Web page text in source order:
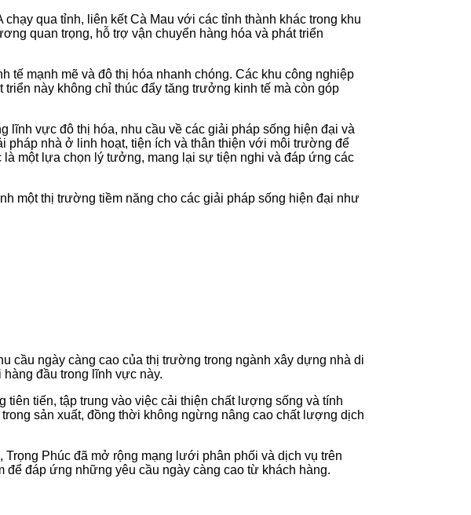
qua tỉnh, liên kết Cà Mau với các tỉnh thành khác trong khu
quan trọng, hỗ trợ vận chuyển hàng hóa và phát triển
tế mạnh mẽ và đô thị hóa nhanh chóng. Các khu công nghiệp
này không chỉ thúc đẩy tăng trưởng kinh tế mà còn góp
lĩnh vực đô thị hóa, nhu cầu về các giải pháp sống hiện đại và
pháp nhà ở linh hoạt, tiện ích và thân thiện với môi trường để
một lựa chọn lý tưởng, mang lại sự tiện nghi và đáp ứng các
một thị trường tiềm năng cho các giải pháp sống hiện đại như
cầu ngày càng cao của thị trường trong ngành xây dựng nhà di
đầu trong lĩnh vực này.
tiến, tập trung vào việc cải thiện chất lượng sống và tính
sản xuất, đồng thời không ngừng nâng cao chất lượng dịch
Phúc đã mở rộng mạng lưới phân phối và dịch vụ trên
đáp ứng những yêu cầu ngày càng cao từ khách hàng.